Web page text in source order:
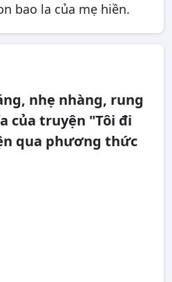
bao la của mẹ hiền.
nhẹ nhàng, rung
của truyện "Tôi đi
qua phương thức